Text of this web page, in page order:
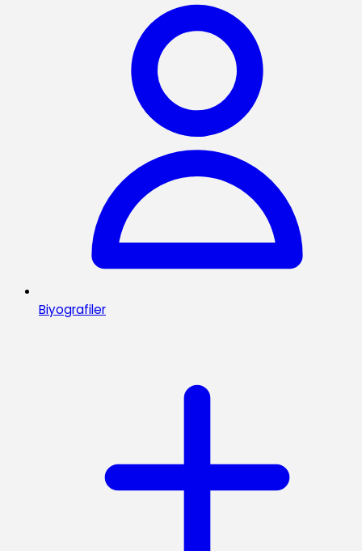
Biyografiler